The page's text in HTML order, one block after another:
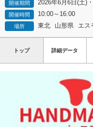
開催期間 2026年6月6日(土)
開催時間 10:00～16:00
場所 東北 山形県 エ
トップ 詳細データ